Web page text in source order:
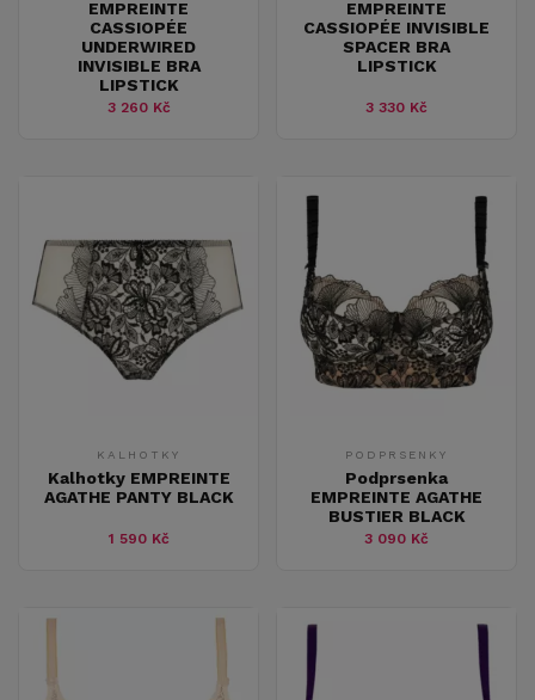
EMPREINTE
CASSIOPÉE
UNDERWIRED
INVISIBLE BRA
LIPSTICK
3 260 Kč
EMPREINTE
CASSIOPÉE INVISIBLE
SPACER BRA
LIPSTICK
3 330 Kč
KALHOTKY
Kalhotky EMPREINTE
AGATHE PANTY BLACK
1 590 Kč
PODPRSENKY
Podprsenka
EMPREINTE AGATHE
BUSTIER BLACK
3 090 Kč